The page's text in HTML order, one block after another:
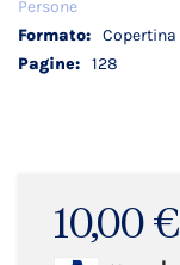
10,00 €
Persone
128